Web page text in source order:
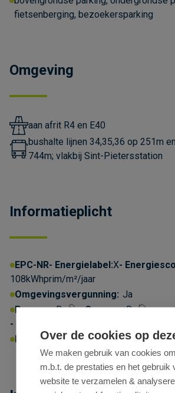
fietsenberging, bezoekersparking
Omgeving
aan afrit R4 en E40
bushalte lijnen 34,35,36 op 251m
744m; vlakbij Sint-Pietersstation
Informatieplicht
EPC-NR Energielabel:X
108kWhprim/m²/jaar
Omgevingsvergunning: Ja
P-score:D G-score:D
Erfgoed:Geen beschermd erfgoed
Over de cookies op
We maken gebruik van cookies
m.b.t. de prestaties en het gebruik
website te verzamelen &